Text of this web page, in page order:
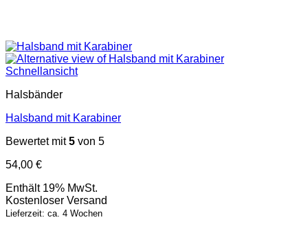
Schnellansicht
Halsbänder
Halsband mit Karabiner
Bewertet mit5 von 5
54,00 €
Enthält 19% MwSt.
Kostenloser Versand
Lieferzeit: ca. 4 Wochen